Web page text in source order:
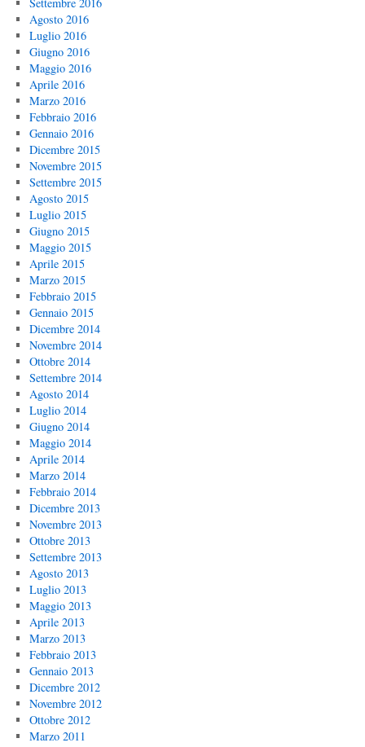
Agosto 2016
Luglio 2016
Giugno 2016
Maggio 2016
Aprile 2016
Marzo 2016
Febbraio 2016
Gennaio 2016
Dicembre 2015
Novembre 2015
Settembre 2015
Agosto 2015
Luglio 2015
Giugno 2015
Maggio 2015
Aprile 2015
Marzo 2015
Febbraio 2015
Gennaio 2015
Dicembre 2014
Novembre 2014
Ottobre 2014
Settembre 2014
Agosto 2014
Luglio 2014
Giugno 2014
Maggio 2014
Aprile 2014
Marzo 2014
Febbraio 2014
Dicembre 2013
Novembre 2013
Ottobre 2013
Settembre 2013
Agosto 2013
Luglio 2013
Maggio 2013
Aprile 2013
Marzo 2013
Febbraio 2013
Gennaio 2013
Dicembre 2012
Novembre 2012
Ottobre 2012
Marzo 2011